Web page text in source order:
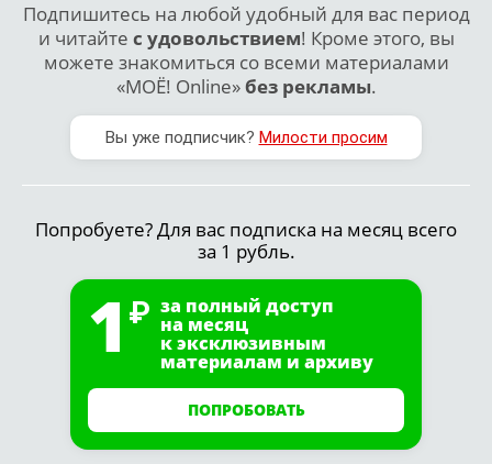
Подпишитесь на любой удобный для вас период
и читайте с удовольствием! Кроме этого, вы
можете знакомиться со всеми материалами
«МОЁ! Online»без рекламы.
Вы уже подписчик? Милости просим
Попробуете? Для вас подписка на месяц всего
за 1 рубль.
1 за полный доступ
на месяц
к эксклюзивным
материалам и архиву
ПОПРОБОВАТЬ